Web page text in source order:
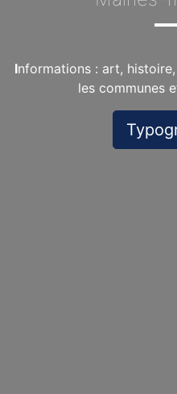
Informations : art,
les communes